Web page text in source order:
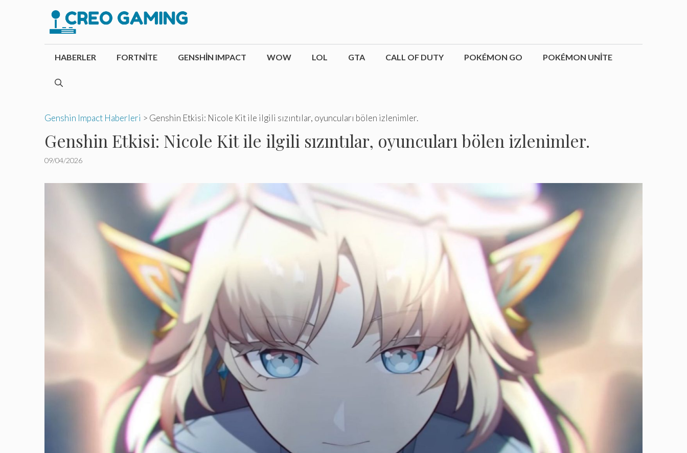
HABERLER FORTNITE GENSHIN IMPACT WOW LOL GTA CALL OF DUTY POKÉMON GO POKÉMON UNITE
Genshin Impact Haberleri > Genshin Etkisi: Nicole Kit ile ilgili sızıntılar, oyuncuları bölen izlenimler.
Genshin Etkisi: Nicole Kit ile ilgili sızıntılar, oyuncuları bölen izlenimler.
09/04/2026